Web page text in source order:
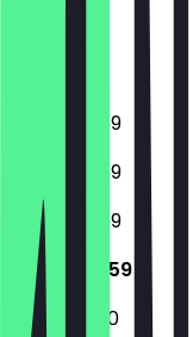
12:00 - 23:59
12:00 - 23:59
12:00 - 23:59
12:00 - 23:59
12:00 - 01:00